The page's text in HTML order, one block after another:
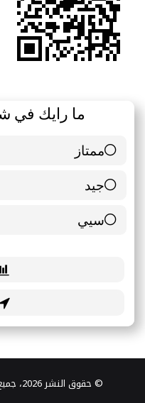
ما رايك في
ممتاز
6 ( 85.71 % )
جيد
0 ( 0 % )
سيي
1 ( 14.29 % )
© حقوق النشر 2026، جميع الحقوق محفوظة جريدة امل مصر